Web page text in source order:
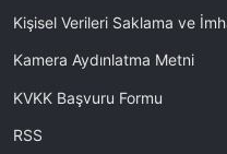
Kişisel Verileri Saklama ve
Kamera Aydınlatma Metni
KVKK Başvuru Formu
RSS